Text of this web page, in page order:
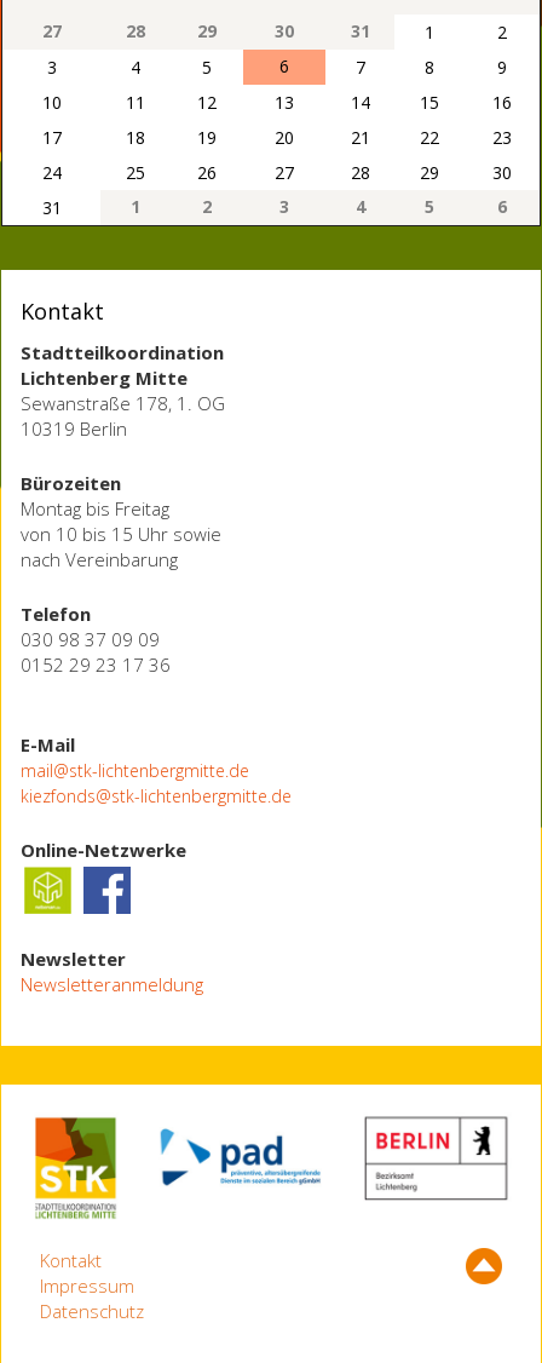
27
28 29 30 31 1
2
3
4 5 6 7 8
9
10
11 12 13 14 15
16
17
18 19 20 21 22
23
24
25 26 27 28 29
30
31
1 2 3 4 5 6
Kontakt
Stadtteilkoordination
Lichtenberg Mitte
Sewanstraße 178, 1. OG
10319 Berlin
Bürozeiten
Montag bis Freitag
von 10 bis 15 Uhr sowie
nach Vereinbarung
Telefon
030 98 37 09 09
0152 29 23 17 36
E-Mail
mail@stk-lichtenbergmitte.de
kiezfonds@stk-lichtenbergmitte.de
Online-Netzwerke
Newsletter
Newsletteranmeldung
Kontakt
Impressum
Datenschutz